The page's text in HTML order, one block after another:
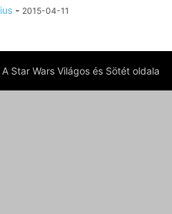
- 2015-04-11
Star Wars Világos és Sötét oldala